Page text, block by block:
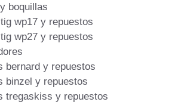
boquillas
wp17 y repuestos
wp27 y repuestos
bernard y repuestos
binzel y repuestos
tregaskiss y repuestos